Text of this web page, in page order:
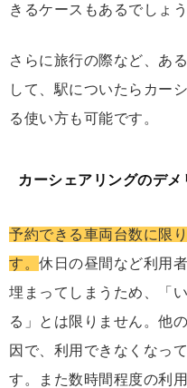
きるケースもあるでしょう
さらに旅行の際など、あ
して、駅についたらカー
る使い方も可能です。
カーシェアリングのデメ
予約できる車両台数に限
す。 休日の昼間など利用
埋まってしまうため、「
る」とは限りません。他
因で、利用できなくなっ
す。また数時間程度の利